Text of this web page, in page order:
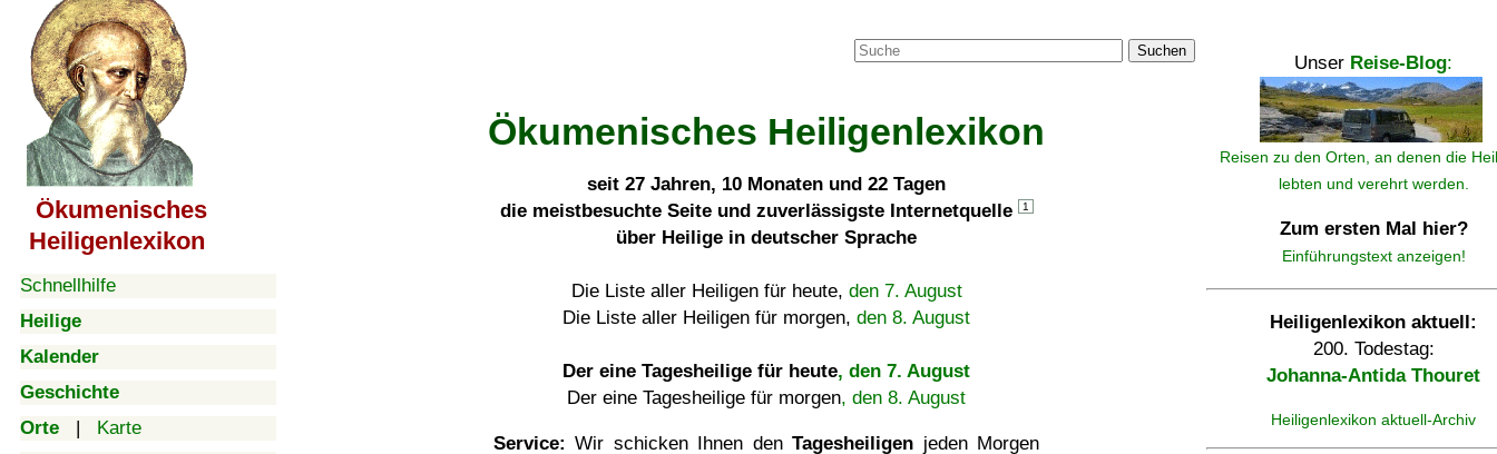
Ökumenisches
Heiligenlexikon
Schnellhilfe
Heilige
Kalender
Geschichte
Orte | Karte
Suchen
Ökumenisches Heiligenlexikon
seit 27 Jahren, 10 Monaten und 22 Tagen
die meistbesuchte Seite und zuverlässigste Internetquelle
1
über Heilige in deutscher Sprache
Die Liste aller Heiligen für heute, den 7. August
Die Liste aller Heiligen für morgen, den 8. August
Der eine Tagesheilige für heute, den 7. August
Der eine Tagesheilige für morgen, den 8. August
Service: Wir schicken Ihnen denTagesheiligen jeden Morgen
Unser Reise-Blog:
Reisen zu den Orten, an denen die
lebten und verehrt werden.
Zum ersten Mal hier?
Einführungstext anzeigen!
Heiligenlexikon aktuell:
200. Todestag:
Johanna-Antida Thouret
Heiligenlexikon aktuell-Archiv